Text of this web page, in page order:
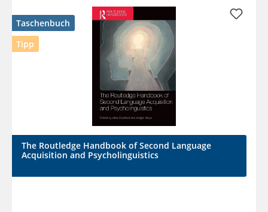
Taschenbuch
Tipp
The Routledge Handbook of Second Language
Acquisition and Psycholinguistics